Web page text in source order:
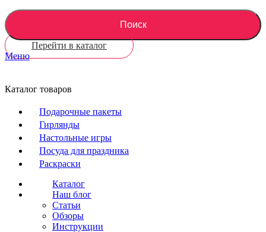
Поиск
Перейти в каталог
Меню
Каталог товаров
Подарочные пакеты
Гирлянды
Настольные игры
Посуда для праздника
Раскраски
Каталог
Наш блог
Статьи
Обзоры
Инструкции